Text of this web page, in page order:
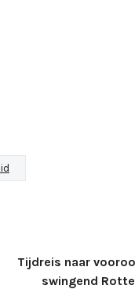
Tijdreis naar
swingend